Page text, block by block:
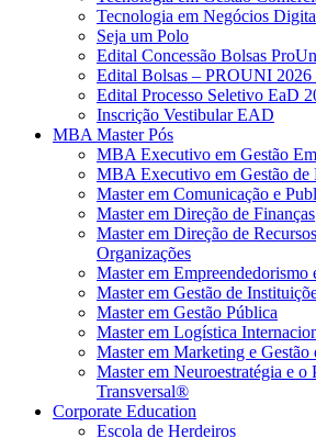
Tecnologia em Negócios
Seja um Polo
Edital Concessão Bolsas
Edital Bolsas – PROUNI 2026
Edital Processo Seletivo EaD
Inscrição Vestibular EAD
MBA Master Pós
MBA Executivo em Gestão
MBA Executivo em Gestão de
Master em Comunicação e
Master em Direção de Finanças
Master em Direção de
Organizações
Master em Empreendedorismo
Master em Gestão de
Master em Gestão Pública
Master em Logística
Master em Marketing e Gestão
Master em Neuroestratégia e o
Transversal®
Corporate Education
Escola de Herdeiros